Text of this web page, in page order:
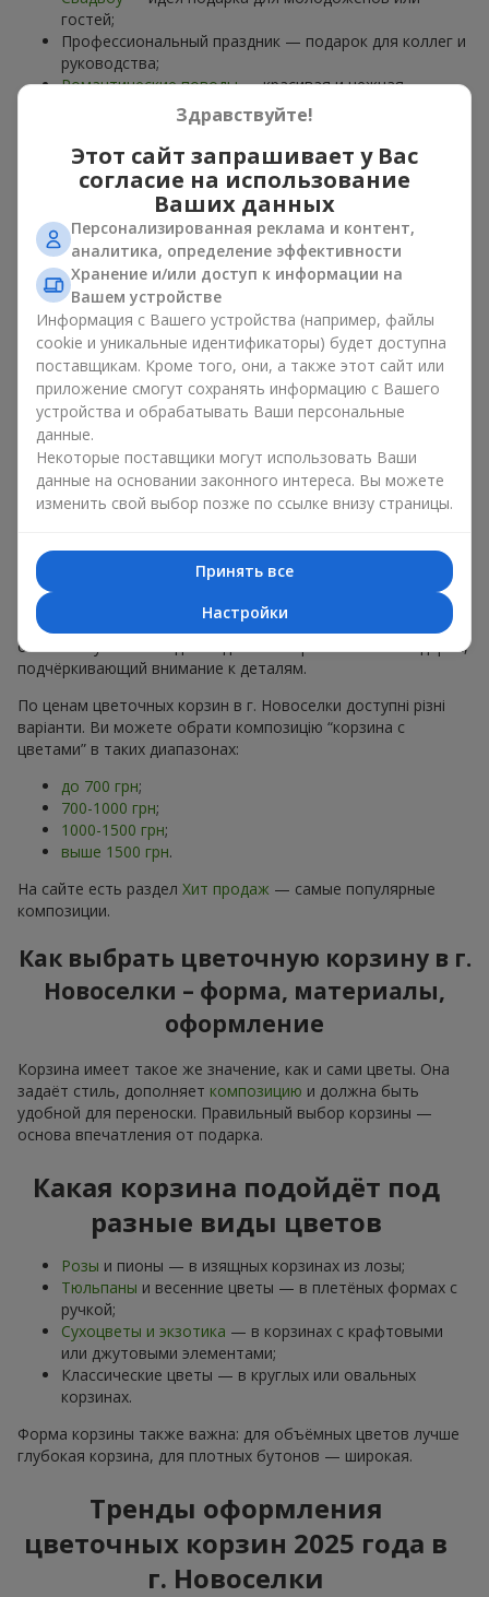
гостей;
Профессиональный праздник — подарок для коллег и
руководства;
Романтические поводы— красивая и нежная
Корпоративные события— подарок деловому
партнёру.
Цветочная корзина — универсальный подарок для любого
возраста. Стильные ручные композиции позволяют
передать любые эмоции: благодарность, восхищение,
поддержку,любовь
Виды цветочных корзин в г.
Новоселки: классика,
романтика, минимализм
Ассортимент цветочных корзин наflowers.uaвключает
варианты на любой вкус:
Классические композиции— сочетанияроз, лилий,
хризантемв строгих формах;
Минималистичные решения— натуральные формы,
акцент на цвет или текстуру.
Есть также
VIP-композиции— роскошные корзины для
особых случаев. Каждое изделие — оригинальный подарок,
подчёркивающий внимание к деталям.
По ценам цветочных корзин в г. Новоселки доступні різні
варіанти. Ви можете обрати композицію “корзина с
цветами” в таких диапазонах:
до 700 грн;
700-1000 грн;
1000-1500 грн;
выше 1500 грн.
На сайте есть раздел Хит продаж — самые популярные
композиции.
Как выбрать цветочную корзину в г.
Новоселки – форма, материалы,
оформление
Корзина имеет такое же значение, как и сами цветы. Она
задаёт стиль, дополняет композицию и должна быть
удобной для переноски. Правильный выбор корзины —
основа впечатления от подарка.
Какая корзина подойдёт под
разные виды цветов
Розы и пионы — в изящных корзинах из лозы;
Тюльпаны и весенние цветы — в плетёных формах с
ручкой;
Сухоцветы и экзотика — в корзинах с крафтовыми
или джутовыми элементами;
Классические цветы — в круглых или овальных
корзинах.
Форма корзины также важна: для объёмных цветов лучше
глубокая корзина, для плотных бутонов — широкая.
Тренды оформления
цветочных корзин 2025 года в
г. Новоселки
Здравствуйте!
Этот сайт запрашивает у Вас
согласие на использование
Ваших данных
Персонализированная реклама и контент,
аналитика, определение эффективности
Хранение и/или доступ к информации на
Вашем устройстве
Информация с Вашего устройства (например, файлы
cookie и уникальные идентификаторы) будет доступна
поставщикам. Кроме того, они, а также этот сайт или
приложение смогут сохранять информацию с Вашего
устройства и обрабатывать Ваши персональные
данные.
Некоторые поставщики могут использовать Ваши
данные на основании законного интереса. Вы можете
изменить свой выбор позже по ссылке внизу страницы.
Принять все
Настройки